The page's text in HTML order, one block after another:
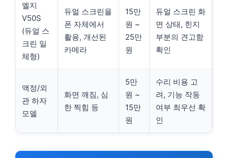
엘지
V50S
(듀얼 스
크린 일
체형)
듀얼 스크린을
폰 자체에서
활용, 개선된
카메라
15만
원 ~
25만
원
듀얼 스크린 화
면 상태, 힌지
부분의 견고함
확인
액정/외
관 하자
모델
화면 깨짐, 심
한 찍힘 등
5만
원 ~
15만
원
수리 비용 고
려, 기능 작동
여부 최우선 확
인